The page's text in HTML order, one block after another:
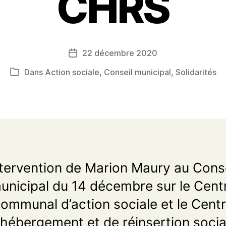
Date
l’article
22 décembre 2020
Catégories
Dans Action sociale, Conseil municipal, Solidarités
de Marion Maury au
du 14 décembre sur le
d’action sociale et le
et de réinsertion